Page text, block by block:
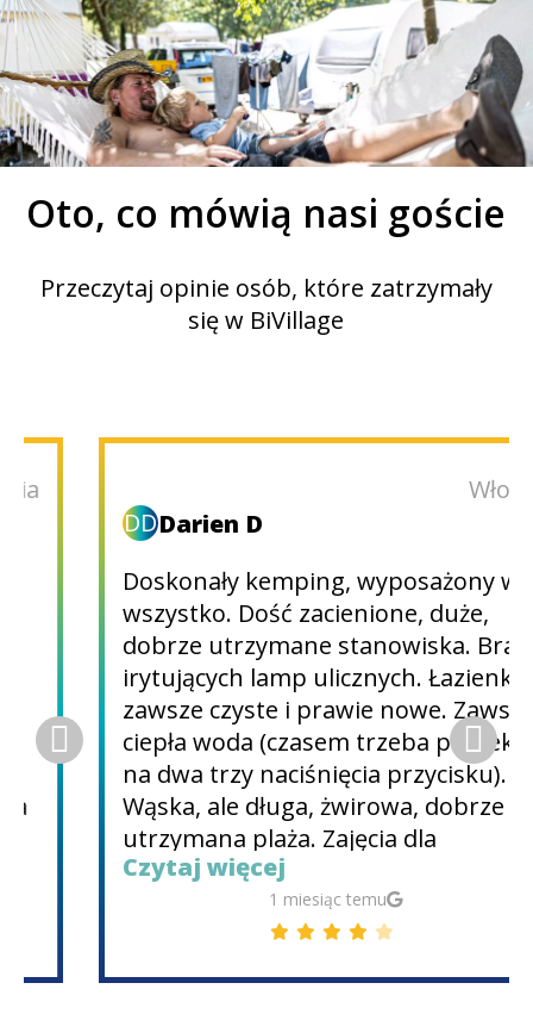
12
Oto, co mówią nasi goście
Przeczytaj opinie osób, które zatrzymały
się w BiVillage
Włochy
Darien D
Doskonały kemping, wyposażony we
wszystko. Dość zacienione, duże,
dobrze utrzymane stanowiska. Brak
irytujących lamp ulicznych. Łazienki
zawsze czyste i prawie nowe. Zawsze
ciepła woda (czasem trzeba poczekać
na dwa trzy naciśnięcia przycisku).
Wąska, ale długa, żwirowa, dobrze
utrzymana plaża. Zajęcia dla
wszystkich smaków, od sportów
wodnych, animacji, dyskoteki. Trzy
restauracje, bankomat, market,
Czytaj więcej
1 miesiąc temu